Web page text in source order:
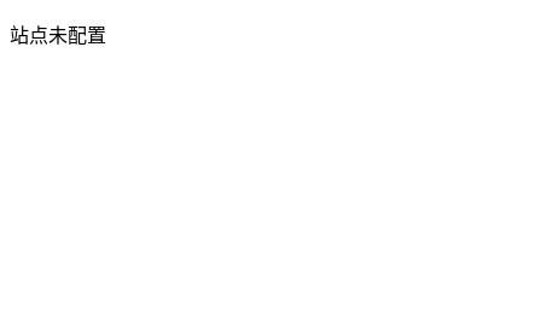
站点未配置